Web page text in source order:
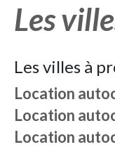
Les
Les villes à
Location
Location
Location